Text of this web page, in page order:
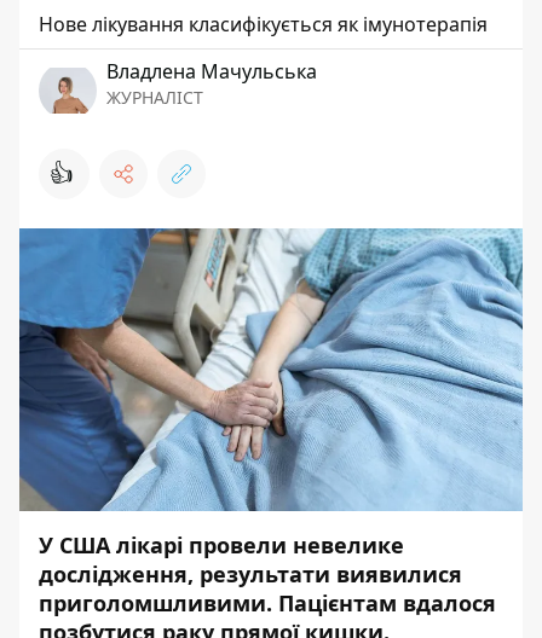
Нове лікування класифікується як імунотерапія
Владлена Мачульська
ЖУРНАЛІСТ
👍
У США лікарі провели невелике
дослідження, результати виявилися
приголомшливими. Пацієнтам вдалося
позбутися раку прямої кишки.